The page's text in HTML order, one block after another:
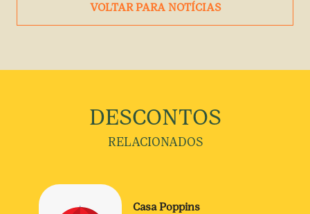
VOLTAR PARA NOTÍCIAS
DESCONTOS
RELACIONADOS
Casa Poppins